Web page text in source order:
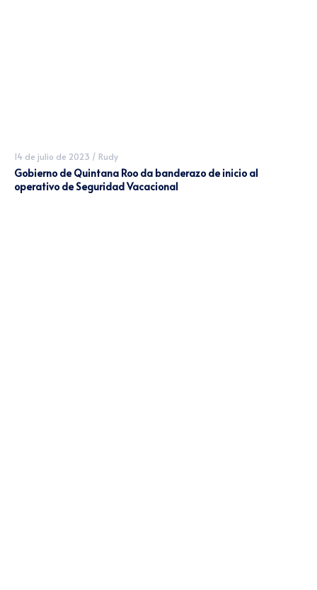
14 de julio de 2023 / Rudy
Gobierno de Quintana Roo da banderazo de inicio al
operativo de Seguridad Vacacional